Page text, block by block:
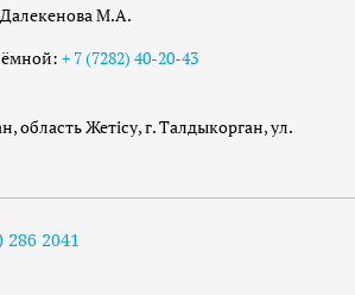
М.А.
+ 7 (7282) 40-20-43
область Жетісу, г. Талдыкорган, ул.
286 2041